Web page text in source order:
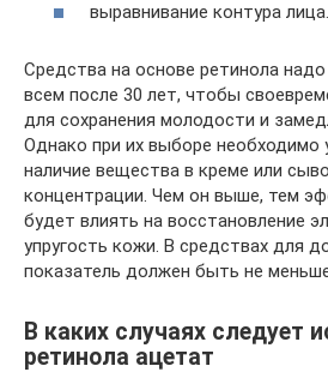
выравнивание контура лица.
Средства на основе ретинола
всем после 30 лет, чтобы
для сохранения молодости и
Однако при их выборе необходимо
наличие вещества в креме или
концентрации. Чем он выше, тем
будет влиять на восстановление
упругость кожи. В средствах для
показатель должен быть не
В каких случаях следует
ретинола ацетат